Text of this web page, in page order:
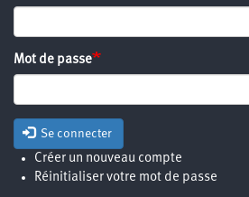
Mot de passe
Se connecter
Créer un nouveau compte
Réinitialiser votre mot de passe